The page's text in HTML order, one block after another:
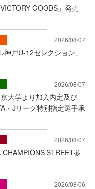
GOODS」発売
2026/08/07
神戸U-12セレクション」
2026/08/07
大学より加入内定及び
・Jリーグ特別指定選手承
2026/08/07
CHAMPIONS STREET参
2026/08/06